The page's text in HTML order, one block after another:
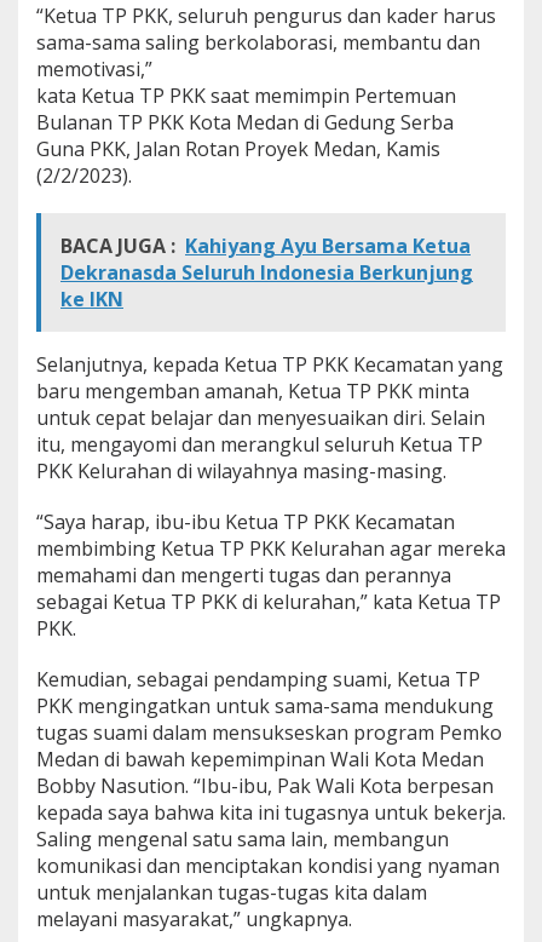
J
a
l
n
k
a
r
o
m
P
o
k
o
k
S
u
s
k
e
n
P
r
o
r
a
m
P
e
k
“Ketua TP PKK, seluruh pengurus dan kader harus
sama-sama saling berkolaborasi, membantu dan
memotivasi,”
kata Ketua TP PKK saat memimpin Pertemuan
Bulanan TP PKK Kota Medan di Gedung Serba
Guna PKK, Jalan Rotan Proyek Medan, Kamis
(2/2/2023).
BACA JUGA : Kahiyang Ayu Bersama Ketua
Dekranasda Seluruh Indonesia Berkunjung
ke IKN
Selanjutnya, kepada Ketua TP PKK Kecamatan yang
baru mengemban amanah, Ketua TP PKK minta
untuk cepat belajar dan menyesuaikan diri. Selain
itu, mengayomi dan merangkul seluruh Ketua TP
PKK Kelurahan di wilayahnya masing-masing.
“Saya harap, ibu-ibu Ketua TP PKK Kecamatan
membimbing Ketua TP PKK Kelurahan agar mereka
memahami dan mengerti tugas dan perannya
sebagai Ketua TP PKK di kelurahan,” kata Ketua TP
PKK.
Kemudian, sebagai pendamping suami, Ketua TP
PKK mengingatkan untuk sama-sama mendukung
tugas suami dalam mensukseskan program Pemko
Medan di bawah kepemimpinan Wali Kota Medan
Bobby Nasution. “Ibu-ibu, Pak Wali Kota berpesan
kepada saya bahwa kita ini tugasnya untuk bekerja.
Saling mengenal satu sama lain, membangun
komunikasi dan menciptakan kondisi yang nyaman
untuk menjalankan tugas-tugas kita dalam
melayani masyarakat,” ungkapnya.